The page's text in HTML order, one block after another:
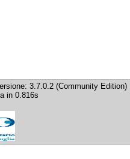
3.7.0.2 (Community Edition)
in 0.816s